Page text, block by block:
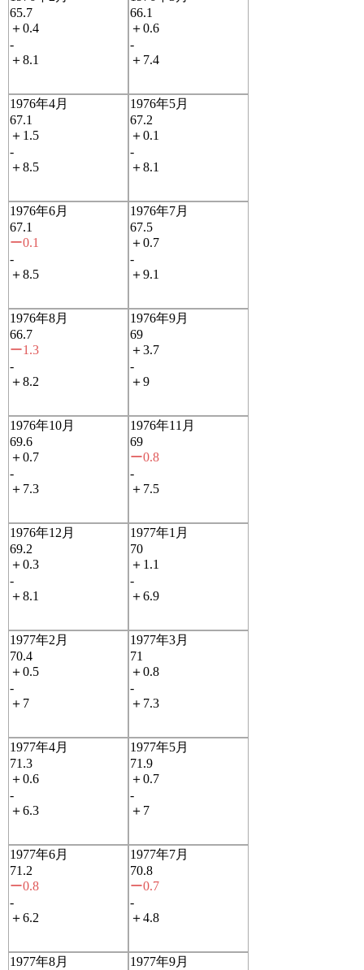
65.7
＋0.4
-
＋8.1
66.1
＋0.6
-
＋7.4
1976年4月
67.1
＋1.5
-
＋8.5
1976年5月
67.2
＋0.1
-
＋8.1
1976年6月
67.1
ー0.1
-
＋8.5
1976年7月
67.5
＋0.7
-
＋9.1
1976年8月
66.7
ー1.3
-
＋8.2
1976年9月
69
＋3.7
-
＋9
1976年10月
69.6
＋0.7
-
＋7.3
1976年11月
69
ー0.8
-
＋7.5
1976年12月
69.2
＋0.3
-
＋8.1
1977年1月
70
＋1.1
-
＋6.9
1977年2月
70.4
＋0.5
-
＋7
1977年3月
71
＋0.8
-
＋7.3
1977年4月
71.3
＋0.6
-
＋6.3
1977年5月
71.9
＋0.7
-
＋7
1977年6月
71.2
ー0.8
-
＋6.2
1977年7月
70.8
ー0.7
-
＋4.8
1977年8月
1977年9月